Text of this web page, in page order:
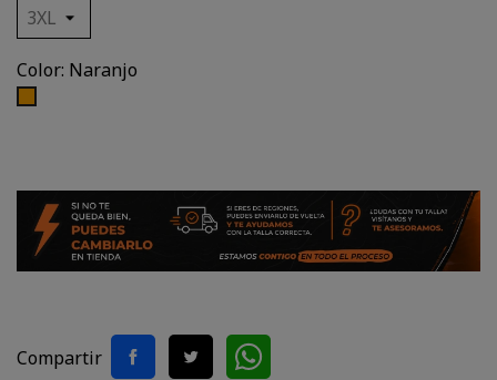
Color: Naranjo
Compartir